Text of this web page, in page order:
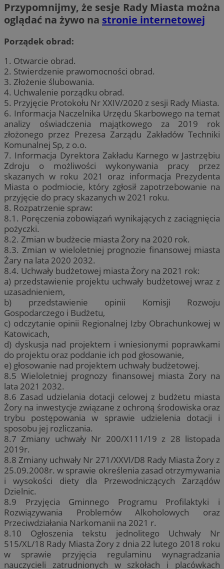
Przypomnijmy, że sesje Rady Miasta można
oglądać na żywo na stronie internetowej
Porządek obrad:
1. Otwarcie obrad.
2. Stwierdzenie prawomocności obrad.
3. Złożenie ślubowania.
4. Uchwalenie porządku obrad.
5. Przyjęcie Protokołu Nr XXIV/2020 z sesji Rady Miasta.
6. Informacja Naczelnika Urzędu Skarbowego na temat
analizy oświadczenia majątkowego za 2019 rok
złożonego przez Prezesa Zarządu Zakładów Techniki
Komunalnej Sp, z o.o.
7. Informacja Dyrektora Zakładu Karnego w Jastrzębiu
Zdroju o możliwości wykonywania pracy przez
skazanych w roku 2021 oraz informacja Prezydenta
Miasta o podmiocie, który zgłosił zapotrzebowanie na
przyjęcie do pracy skazanych w 2021 roku.
8. Rozpatrzenie spraw:
8.1. Poręczenia zobowiązań wynikających z zaciągnięcia
pożyczki.
8.2. Zmian w budżecie miasta Żory na 2020 rok.
8.3. Zmian w wieloletniej prognozie finansowej miasta
Żary na lata 2020 2032.
8.4. Uchwały budżetowej miasta Żory na 2021 rok:
a) przedstawienie projektu uchwały budżetowej wraz z
uzasadnieniem,
b) przedstawienie opinii Komisji Rozwoju
Gospodarczego i Budżetu,
c) odczytanie opinii Regionalnej Izby Obrachunkowej w
Katowicach,
d) dyskusja nad projektem i wniesionymi poprawkami
do projektu oraz poddanie ich pod głosowanie,
e) głosowanie nad projektem uchwały budżetowej.
8.5 Wieloletniej prognozy finansowej miasta Żory na
lata 2021 2032.
8.6 Zasad udzielania dotacji celowej z budżetu miasta
Żory na inwestycje związane z ochroną środowiska oraz
trybu postępowania w sprawie udzielenia dotacji i
sposobu jej rozliczania.
8.7 Zmiany uchwały Nr 200/X111/19 z 28 listopada
2019r.
8.8 Zmiany uchwały Nr 271/XXVI/D8 Rady Miasta Żory z
25.09.2008r. w sprawie określenia zasad otrzymywania
i wysokości diety dla Przewodniczących Zarządów
Dzielnic.
8.9 Przyjęcia Gminnego Programu Profilaktyki i
Rozwiązywania Problemów Alkoholowych oraz
Przeciwdziałania Narkomanii na 2021 r.
8.10 Ogłoszenia tekstu jednolitego Uchwały Nr
515/XL/18 Rady Miasta Żory z dnia 22 lutego 2018 roku
w sprawie przyjęcia regulaminu wynagradzania
nauczycieli zatrudnionych w szkołach i placówkach